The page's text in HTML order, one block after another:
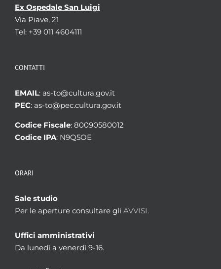
Ex Ospedale San Luigi
Via Piave, 21
Tel: +39 011 4604111
CONTATTI
EMAIL: as-to@cultura.gov.it
PEC: as-to@pec.cultura.gov.it
Codice Fiscale: 80090580012
Codice IPA: N9Q5OE
ORARI
Sale studio
Per le aperture consultare gli AVVISI.
Uffici amministrativi
Da lunedì a venerdì 9-16.